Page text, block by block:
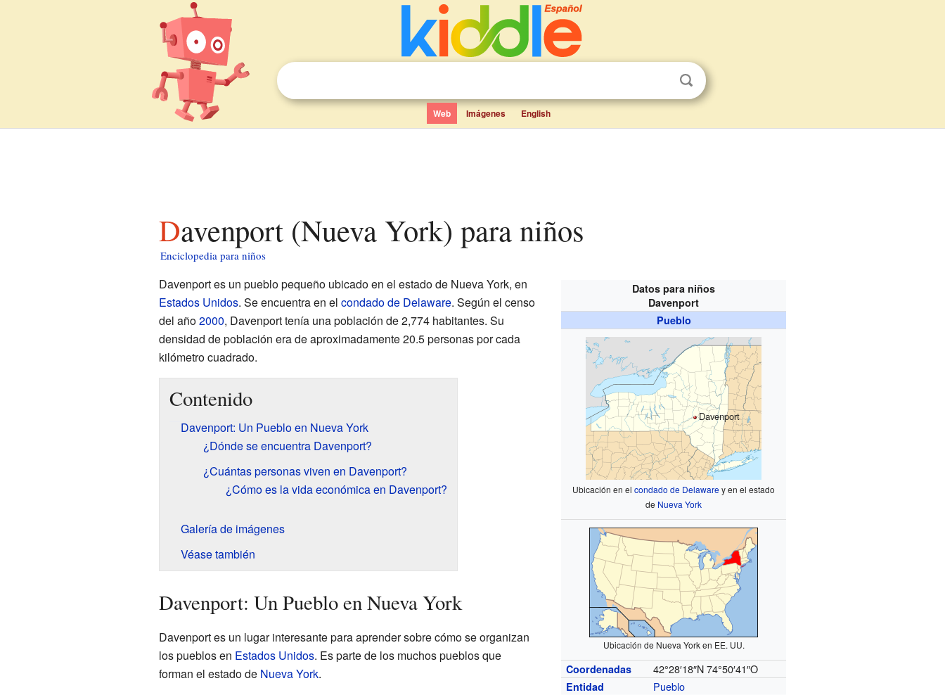
Web Imágenes English
Davenport (Nueva York) para niños
Enciclopedia para niños
Datos para niños
Davenport
Pueblo
Davenport
Ubicación en elcondado de Delawarey en el estado
de Nueva York
Ubicación de Nueva York en EE. UU.
Coordenadas 42°28′18″N 74°50′41″O
Entidad
Pueblo
Davenport es un pueblo pequeño ubicado en el estado de Nueva York, en
Estados Unidos. Se encuentra en el condado de Delaware. Según el censo
del año2000, Davenport tenía una población de 2,774 habitantes. Su
densidad de población era de aproximadamente 20.5 personas por cada
kilómetro cuadrado.
Contenido
Davenport: Un Pueblo en Nueva York
¿Dónde se encuentra Davenport?
¿Cuántas personas viven en Davenport?
¿Cómo es la vida económica en Davenport?
Galería de imágenes
Véase también
Davenport: Un Pueblo en Nueva York
Davenport es un lugar interesante para aprender sobre cómo se organizan
los pueblos en Estados Unidos. Es parte de los muchos pueblos que
forman el estado de Nueva York.